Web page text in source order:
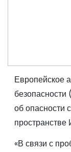
Европейское
об опасности
«В связи с